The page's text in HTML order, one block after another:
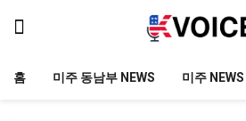
홈 미주 동남부 NEWS 미주 NEWS